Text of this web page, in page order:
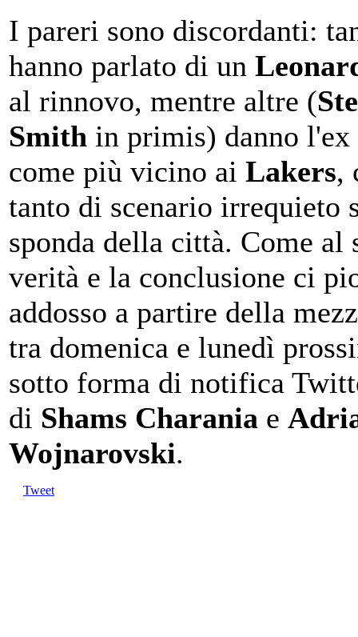
I pareri sono discordanti:
hanno parlato di un
al rinnovo, mentre altre (
Smith in primis) danno l'ex
come più vicino ai Lakers,
tanto di scenario irrequieto
sponda della città. Come al
verità e la conclusione ci
addosso a partire della
tra domenica e lunedì
sotto forma di notifica
di Shams Charania e
Wojnarovski.
Tweet